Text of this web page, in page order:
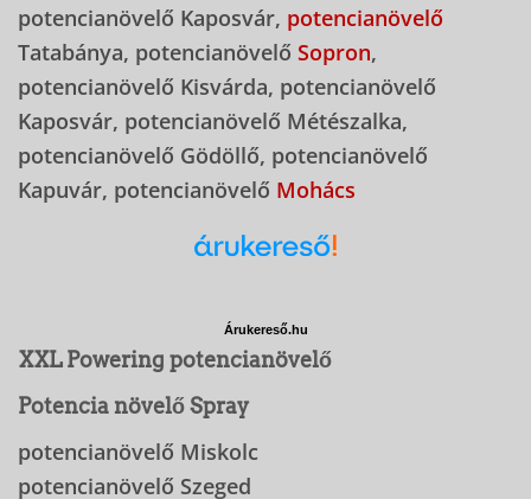
potencianövelő Kaposvár, potencianövelő
Tatabánya, potencianövelő Sopron,
potencianövelő Kisvárda, potencianövelő
Kaposvár, potencianövelő Métészalka,
potencianövelő Gödöllő, potencianövelő
Kapuvár, potencianövelő Mohács
Árukereső.hu
XXL Powering potencianövelő
Potencia növelő Spray
potencianövelő Miskolc
potencianövelő Szeged